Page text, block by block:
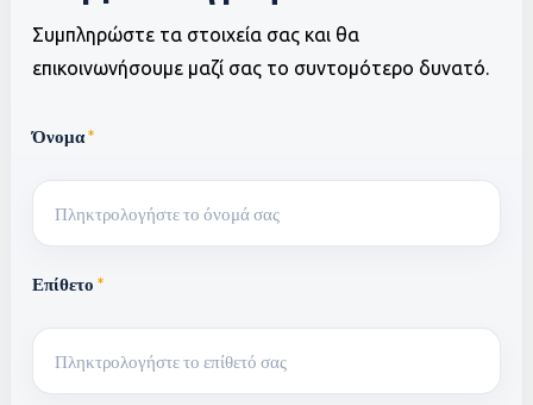
Συμπληρώστε τα στοιχεία σας και θα
επικοινωνήσουμε μαζί σας το συντομότερο δυνατό.
Όνομα*
Επίθετο *